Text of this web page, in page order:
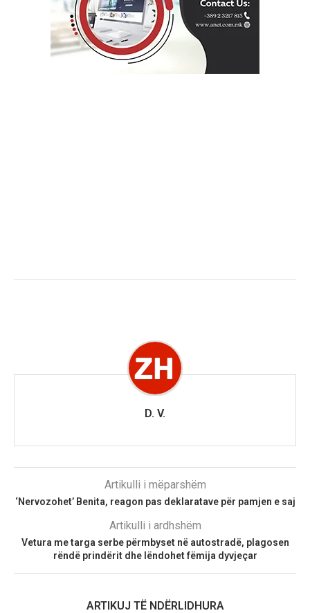
D. V.
Artikulli i mëparshëm
‘Nervozohet’ Benita, reagon pas deklaratave për pamjen e saj
Artikulli i ardhshëm
Vetura me targa serbe përmbyset në autostradë, plagosen
rëndë prindërit dhe lëndohet fëmija dyvjeçar
ARTIKUJ TË NDËRLIDHURA